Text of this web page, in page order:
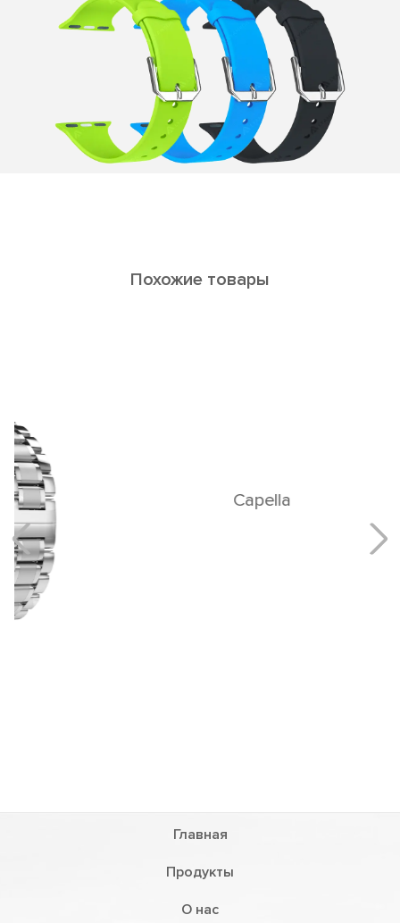
Похожие товары
Главная
Продукты
О нас